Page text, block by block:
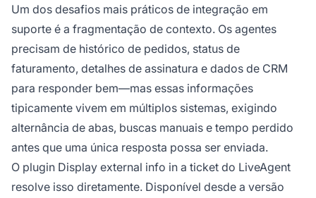
Um dos desafios mais práticos de integração em
suporte é a fragmentação de contexto. Os agentes
precisam de histórico de pedidos, status de
faturamento, detalhes de assinatura e dados de CRM
para responder bem—mas essas informações
tipicamente vivem em múltiplos sistemas, exigindo
alternância de abas, buscas manuais e tempo perdido
antes que uma única resposta possa ser enviada.
O plugin Display external info in a ticket do LiveAgent
resolve isso diretamente. Disponível desde a versão